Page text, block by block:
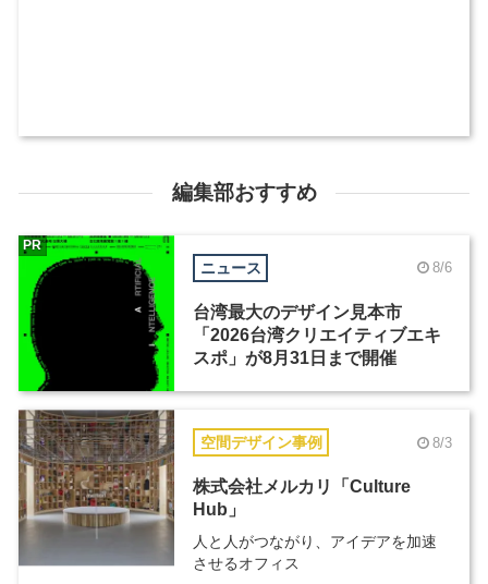
編集部おすすめ
ニュース 8/6
台湾最大のデザイン見本市
「2026台湾クリエイティブエキ
スポ」が8月31日まで開催
PR
空間デザイン事例 8/3
株式会社メルカリ「Culture
Hub」
人と人がつながり、アイデアを加速
させるオフィス